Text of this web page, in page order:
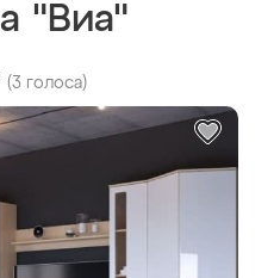
"Виа"
(3 голоса)